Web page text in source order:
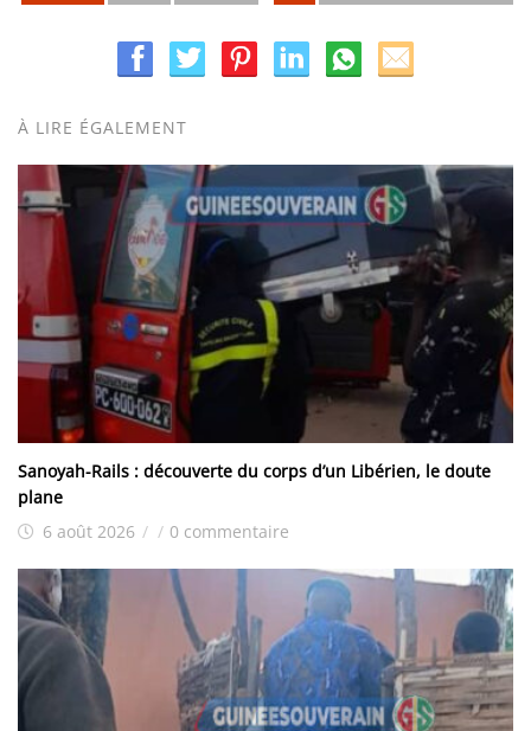
À LIRE ÉGALEMENT
Sanoyah-Rails : découverte du corps d’un Libérien, le doute
plane
6 août 2026 / / 0 commentaire